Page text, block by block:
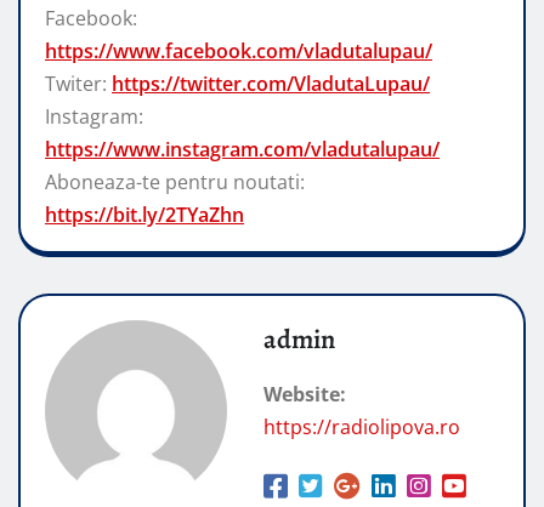
Facebook:
https://www.facebook.com/vladutalupau/
Twiter: https://twitter.com/VladutaLupau/
Instagram:
https://www.instagram.com/vladutalupau/
Aboneaza-te pentru noutati:
https://bit.ly/2TYaZhn
admin
Website:
https://radiolipova.ro